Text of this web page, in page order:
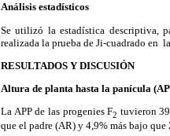
Análisis estadísticos
Se utilizó la estadística descriptiva,
realizada la prueba de Ji-cuadrado en
RESULTADOS Y DISCUSIÓN
Altura de planta hasta la panícula
La APP de las progenies F2 tuvieron
que el padre (AR) y 4,9% más bajo